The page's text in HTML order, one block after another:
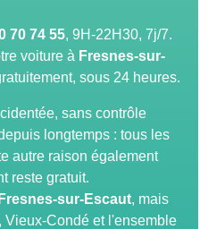
70 74 55, 9H-22H30, 7j/7.
voiture à Fresnes-sur-
sous 24 heures.
sans contrôle
longtemps : tous les
autre raison également
reste gratuit.
Fresnes-sur-Escaut, mais
Condé et l'ensemble